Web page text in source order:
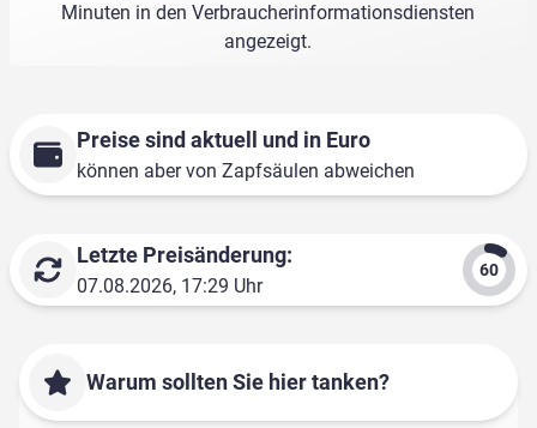
Minuten in den Verbraucherinformationsdiensten
angezeigt.
Preise sind aktuell und in Euro
können aber von Zapfsäulen abweichen
Letzte Preisänderung:
07.08.2026, 17:29 Uhr
Warum sollten Sie hier tanken?